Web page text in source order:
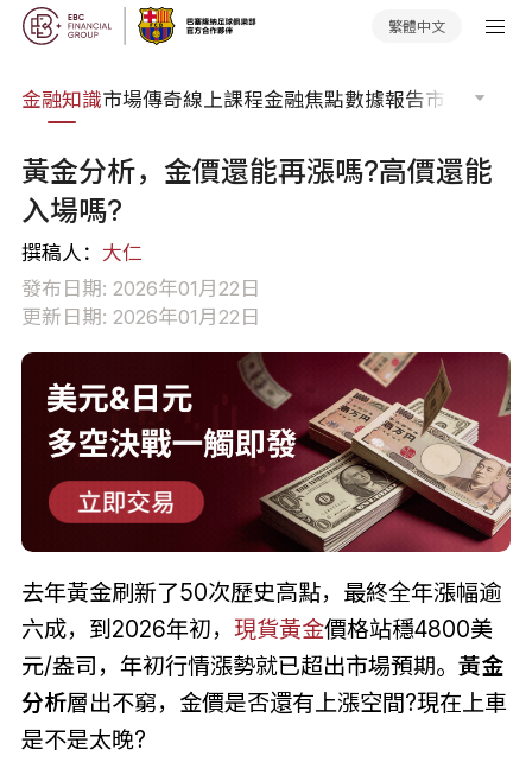
繁體中文
金融知識市場傳奇線上課程金融焦點數據報告市場分析
黃金分析，金價還能再漲嗎?高價還能
入場嗎?
撰稿人： 大仁
發布日期: 2026年01月22日
更新日期: 2026年01月22日
去年黃金刷新了50次歷史高點，最終全年漲幅逾
六成，到2026年初， 現貨黃金價格站穩4800美
元/盎司，年初行情漲勢就已超出市場預期。 黃金
分析層出不窮，金價是否還有上漲空間?現在上車
是不是太晚?